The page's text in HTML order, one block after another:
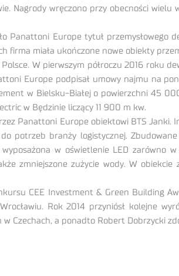
Nagrody wręczono przy obecności
Europe tytuł przemysłowego
firma miała ukończone nowe obiekty
W pierwszym półroczu 2016 roku
Europe podpisał umowy najmu na
w Bielsku-Białej o powierzchni 45
w Będzinie liczący 11 900 m kw.
Panattoni Europe obiektowi BTS Janki.
potrzeb branży logistycznej.
w oświetlenie LED zarówno
zmniejszone zużycie wody. W
CEE Investment & Green Building
Rok 2014 przyniósł kolejne
Czechach, a ponadto Robert Dobrzycki